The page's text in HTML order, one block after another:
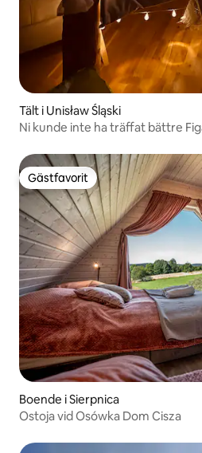
Tält i Unisław Śląski
Ni kunde inte ha träffat bättre
Gästfavorit
Gästfavorit
Boende i Sierpnica
Ostoja vid Osówka Dom Cisza